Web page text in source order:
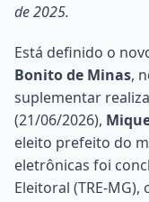
de 2025.
Está definido o
Bonito de Minas,
suplementar
(21/06/2026),
eleito prefeito do
eletrônicas foi
Eleitoral (TRE-